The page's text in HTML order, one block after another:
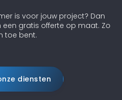
is voor jouw project? Dan
een gratis offerte op maat. Zo
toe bent.
diensten